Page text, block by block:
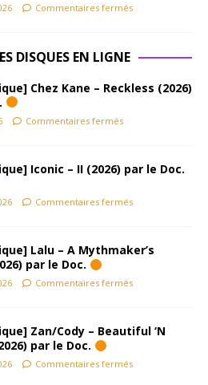
Commentaires fermés
DISQUES EN LIGNE
Chez Kane – Reckless (2026)
Commentaires fermés
Iconic – II (2026) par le Doc.
Commentaires fermés
Lalu – A Mythmaker’s
par le Doc.
Commentaires fermés
Zan/Cody – Beautiful ‘N
par le Doc.
Commentaires fermés